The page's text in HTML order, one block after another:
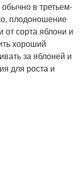
в третьем-
плодоношение
сорта яблони и
хороший
за яблоней и
для роста и